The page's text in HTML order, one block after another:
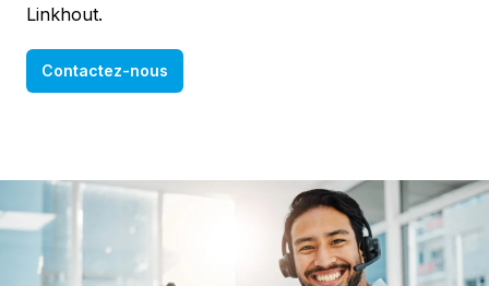
Linkhout.
Contactez-nous